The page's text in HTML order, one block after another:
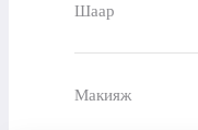
Шаар
Макияж